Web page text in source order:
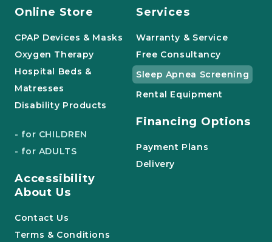
Online Store
CPAP Devices & Masks
Oxygen Therapy
Hospital Beds &
Matresses
Disability Products
- for CHILDREN
- for ADULTS
Accessibility
Services
Warranty & Service
Free Consultancy
Sleep Apnea Screening
Rental Equipment
Financing Options
Payment Plans
Delivery
About Us
Contact Us
Terms & Conditions